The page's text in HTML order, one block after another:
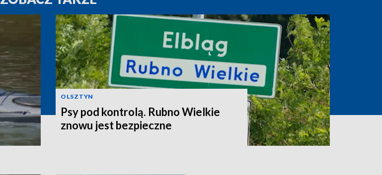
OLSZTYN
Psy pod kontrolą. Rubno Wielkie
znowu jest bezpieczne